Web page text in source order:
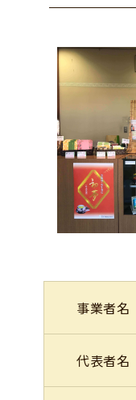
事業者名
代表者名